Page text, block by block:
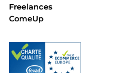
Freelances
ComeUp